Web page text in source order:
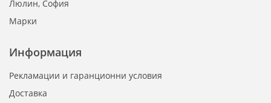
Информация
Рекламации и гаранционни условия
Доставка
Люлин, София
Марки